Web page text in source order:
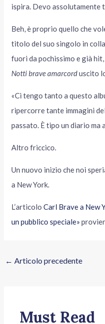
ispira. Devo assolutamente
Beh, è proprio quello che
titolo del suo singolo in
fuori da pochissimo e già
Notti brave amarcorduscito
«Ci tengo tanto a questo
ripercorre tante immagini
passato. È tipo un diario ma
Altro friccico.
Un nuovo inizio che noi
a New York.
L’articoloCarl Brave a New
un pubblico speciale»
← Articolo precedente
Must Read